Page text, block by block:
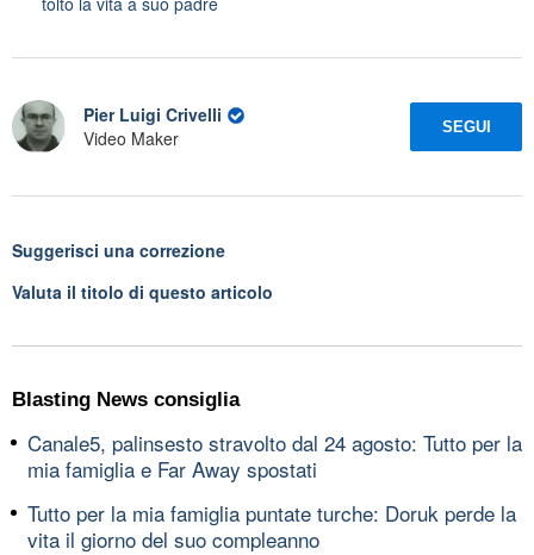
Pier Luigi Crivelli
Video Maker
SEGUI
Suggerisci una correzione
Valuta il titolo di questo articolo
Blasting News consiglia
Canale5, palinsesto stravolto dal 24 agosto: Tutto per la
mia famiglia e Far Away spostati
Tutto per la mia famiglia puntate turche: Doruk perde la
vita il giorno del suo compleanno